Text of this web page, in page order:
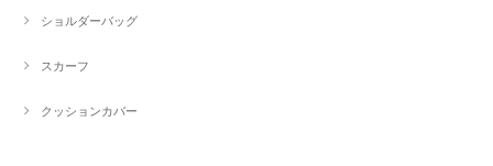
ショルダーバッグ
スカーフ
クッションカバー